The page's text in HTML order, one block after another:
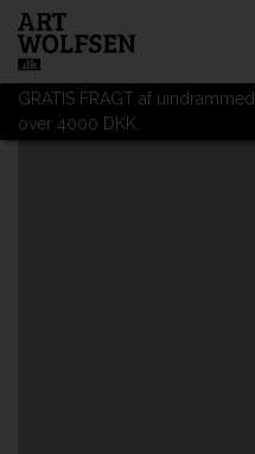
GRATIS FRAGT af
over 4000 DKK.